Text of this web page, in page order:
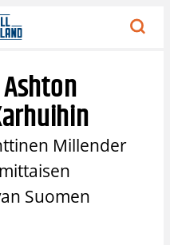
Millender
Suomen